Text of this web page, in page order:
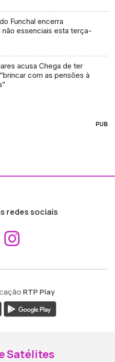
Funchal encerra
não essenciais esta terça-
acusa Chega de ter
com as pensões à
PUB
redes sociais
Aceder ao
RTP Play
Satélites